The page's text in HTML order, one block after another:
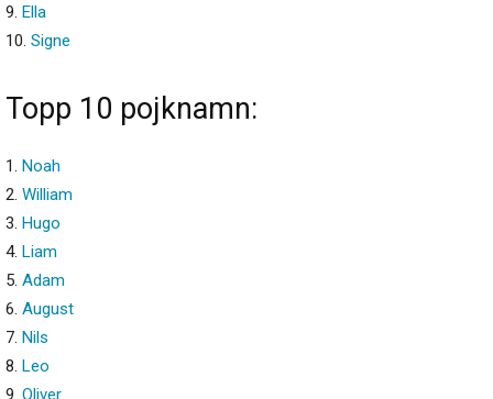
9. Ella
10. Signe
Topp 10 pojknamn:
1. Noah
2. William
3. Hugo
4. Liam
5. Adam
6. August
7. Nils
8. Leo
9. Oliver